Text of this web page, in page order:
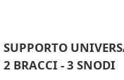
SUPPORTO
2 BRACCI - 3 SNODI